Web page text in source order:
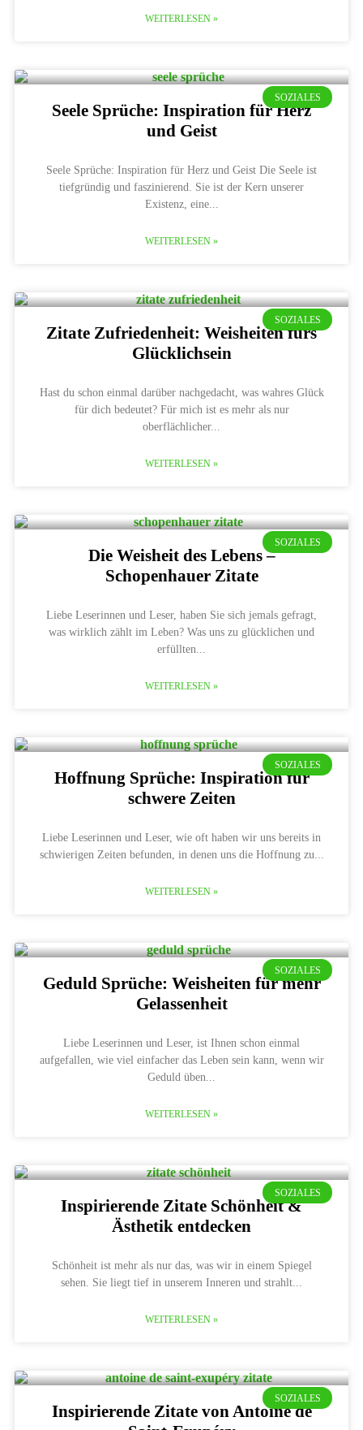
WEITERLESEN »
SOZIALES
Seele Sprüche: Inspiration für Herz
und Geist
Seele Sprüche: Inspiration für Herz und Geist Die Seele ist
tiefgründig und faszinierend. Sie ist der Kern unserer
Existenz, eine
WEITERLESEN »
SOZIALES
Zitate Zufriedenheit: Weisheiten fürs
Glücklichsein
Hast du schon einmal darüber nachgedacht, was wahres Glück
für dich bedeutet? Für mich ist es mehr als nur
oberflächlicher
WEITERLESEN »
SOZIALES
Die Weisheit des Lebens –
Schopenhauer Zitate
Liebe Leserinnen und Leser, haben Sie sich jemals gefragt,
was wirklich zählt im Leben? Was uns zu glücklichen und
erfüllten
WEITERLESEN »
SOZIALES
Hoffnung Sprüche: Inspiration für
schwere Zeiten
Liebe Leserinnen und Leser, wie oft haben wir uns bereits in
schwierigen Zeiten befunden, in denen uns die Hoffnung zu
WEITERLESEN »
SOZIALES
Geduld Sprüche: Weisheiten für mehr
Gelassenheit
Liebe Leserinnen und Leser, ist Ihnen schon einmal
aufgefallen, wie viel einfacher das Leben sein kann, wenn wir
Geduld üben
WEITERLESEN »
SOZIALES
Inspirierende Zitate Schönheit &
Ästhetik entdecken
Schönheit ist mehr als nur das, was wir in einem Spiegel
sehen. Sie liegt tief in unserem Inneren und strahlt
WEITERLESEN »
SOZIALES
Inspirierende Zitate von Antoine de